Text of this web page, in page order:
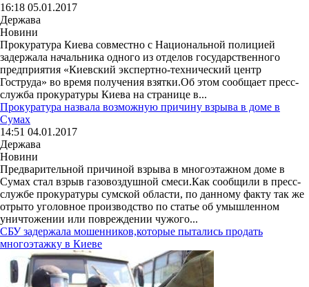
16:18 05.01.2017
Держава
Новини
Прокуратура Киева совместно с Национальной полицией
задержала начальника одного из отделов государственного
предприятия «Киевский экспертно-технический центр
Гоструда» во время получения взятки.Об этом сообщает пресс-
служба прокуратуры Киева на странице в...
Прокуратура назвала возможную причину взрыва в доме в
Сумах
14:51 04.01.2017
Держава
Новини
Предварительной причиной взрыва в многоэтажном доме в
Сумах стал взрыв газовоздушной смеси.Как сообщили в пресс-
службе прокуратуры сумской области, по данному факту так же
отрыто уголовное производство по статье об умышленном
уничтожении или повреждении чужого...
СБУ задержала мошенников,которые пытались продать
многоэтажку в Киеве